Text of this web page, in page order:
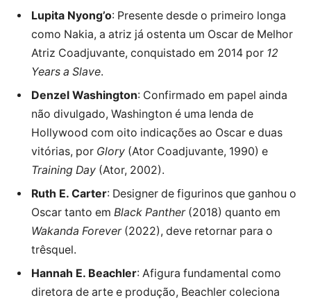
Lupita Nyong’o: Presente desde o primeiro longa
como Nakia, a atriz já ostenta um Oscar de Melhor
Atriz Coadjuvante, conquistado em 2014 por 12
Years a Slave.
Denzel Washington: Confirmado em papel ainda
não divulgado, Washington é uma lenda de
Hollywood com oito indicações ao Oscar e duas
vitórias, por Glory (Ator Coadjuvante, 1990) e
Training Day (Ator, 2002).
Ruth E. Carter: Designer de figurinos que ganhou o
Oscar tanto em Black Panther(2018) quanto em
Wakanda Forever(2022), deve retornar para o
trêsquel.
Hannah E. Beachler: Afigura fundamental como
diretora de arte e produção, Beachler coleciona